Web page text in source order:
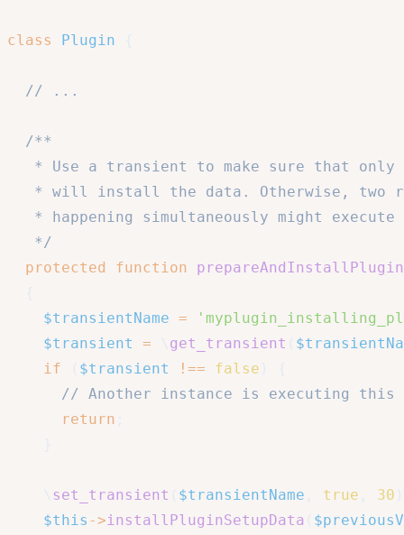
class Plugin
// ...
/**
* Use a transient to make sure that only
* will install the data. Otherwise, two
* happening simultaneously might execute
   */
protected
function
$transientName =
$transient
= get_transient
if
$transient !== false
// Another instance is executing this
return
set_transient $transientName true 30
$this ->installPluginSetupData